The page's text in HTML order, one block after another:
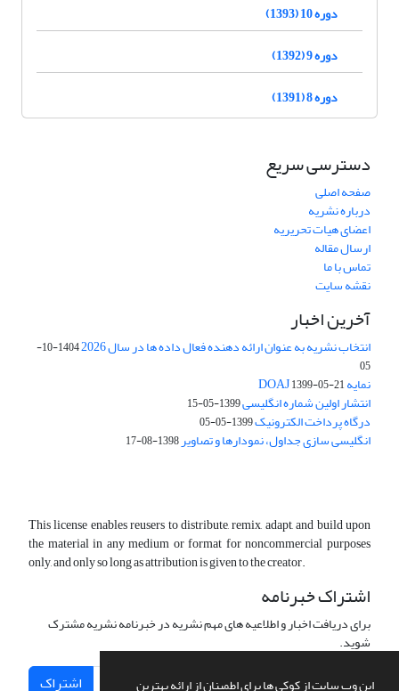
این وب سایت از کوکی ها برای اطمینان از ارائه بهترین
دوره 10 (1393)
دوره 9 (1392)
دوره 8 (1391)
دسترسی سریع
صفحه اصلی
درباره نشریه
اعضای هیات تحریریه
ارسال مقاله
تماس با ما
نقشه سایت
آخرین اخبار
انتخاب نشریه به عنوان ارائه دهنده فعال داده ها در سال 2026
1404-10-
05
نمایه DOAJ1399-05-21
انتشار اولین شماره انگلیسی1399-05-15
درگاه پرداخت الکترونیک1399-05-05
انگلیسی سازی جداول، نمودارها و تصاویر1398-08-17
This license enables reusers to distribute, remix, adapt, and build upon
the material in any medium or format for noncommercial purposes
only, and only so long as attribution is given to the creator.
اشتراک خبرنامه
برای دریافت اخبار و اطلاعیه های مهم نشریه در خبرنامه نشریه مشترک
شوید.
اشتراک